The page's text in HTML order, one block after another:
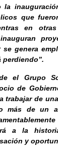
la
que
en
se genera
perdiendo”.
el Grupo
de
trabajar de
más de un
a la
y